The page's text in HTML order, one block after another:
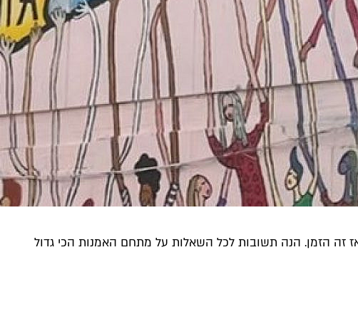
הזמן. הנה תשובות לכל השאלות על מתחם האמנות הכי גדול